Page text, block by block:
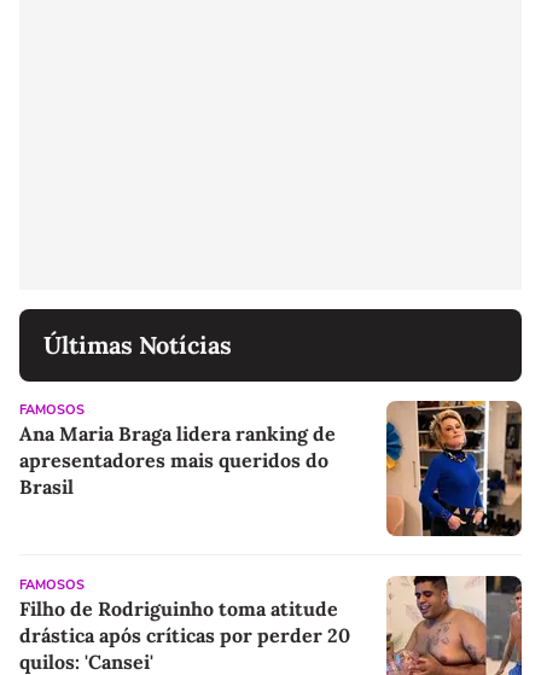
Últimas Notícias
FAMOSOS
Ana Maria Braga lidera ranking de
apresentadores mais queridos do
Brasil
FAMOSOS
Filho de Rodriguinho toma atitude
drástica após críticas por perder 20
quilos: 'Cansei'